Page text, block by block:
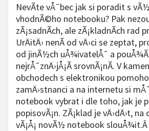
NevÃ­te vÅ¯bec jak si poradit s
vhodnÃ©ho notebooku? Pak
zÃ¡sadnÃ­ch, ale zÃ¡kladnÃ­ch rad
UrÄitÄ› nenÃ­ od vÄ›ci se zeptat,
od jinÃ½ch uÅ¾ivatelÅ¯ a
nejrÅ¯znÄ›jÅ¡Ã­ srovnÃ¡nÃ­. V
obchodech s elektronikou
zamÄ›stnanci a na internetu si
notebook vybrat i dle toho, jak je
popisovÃ¡n. ZÃ¡klad je vÄ›dÄ›t, na
vÃ¡Å¡ novÃ½ notebook slouÅ¾it.Â